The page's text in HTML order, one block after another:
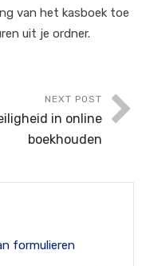
van het kasboek toe
uit je ordner.
NEXT POST
in online
boekhouden
formulieren